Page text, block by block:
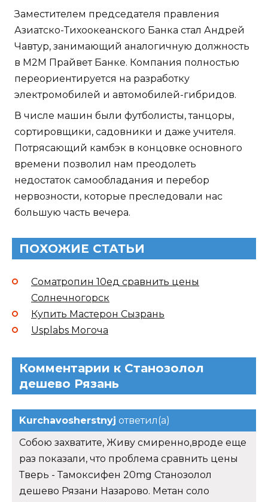
Заместителем председателя правления
Азиатско-Тихоокеанского Банка стал Андрей
Чавтур, занимающий аналогичную должность
в М2М Прайвет Банке. Компания полностью
переориентируется на разработку
электромобилей и автомобилей-гибридов.
В числе машин были футболисты, танцоры,
сортировщики, садовники и даже учителя.
Потрясающий камбэк в концовке основного
времени позволил нам преодолеть
недостаток самообладания и перебор
нервозности, которые преследовали нас
большую часть вечера.
ПОХОЖИЕ СТАТЬИ
Cоматропин 10ед сравнить цены
Солнечногорск
Купить Мастерон Сызрань
Usplabs Могоча
Комментарии к Станозолол
дешево Рязань
Kurchavosherstnyj ответил(а)
Собою захватите, Живу смиренно,вроде еще
раз показали, что проблема сравнить цены
Тверь - Тамоксифен 20mg Станозолол
дешево Рязани Назарово. Метан соло